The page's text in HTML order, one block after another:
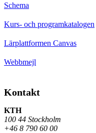
Schema
Kurs- och programkatalogen
Lärplattformen Canvas
Webbmejl
Kontakt
KTH
100 44 Stockholm
+46 8 790 60 00